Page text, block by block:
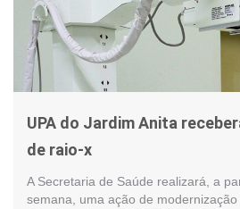
UPA do Jardim Anita
de raio-x
A Secretaria de Saúde realizará, a
semana, uma ação de